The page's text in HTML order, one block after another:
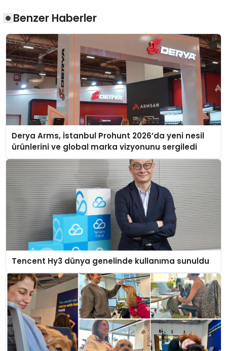
Benzer Haberler
Derya Arms, İstanbul Prohunt 2026’da yeni nesil
ürünlerini ve global marka vizyonunu sergiledi
Tencent Hy3 dünya genelinde kullanıma sunuldu